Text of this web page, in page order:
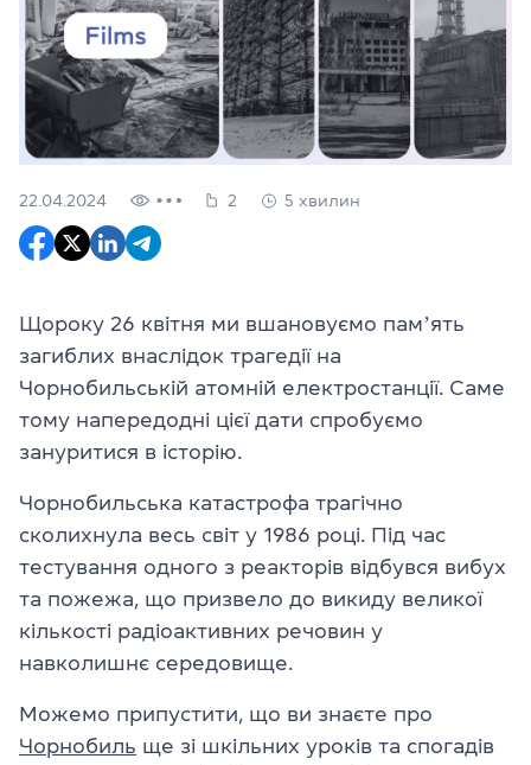
22.04.2024 2 5 хвилин
Щороку 26 квітня ми вшановуємо памʼять
загиблих внаслідок трагедії на
Чорнобильській атомній електростанції. Саме
тому напередодні цієї дати спробуємо
зануритися в історію.
Чорнобильська катастрофа трагічно
сколихнула весь світ у 1986 році. Під час
тестування одного з реакторів відбувся вибух
та пожежа, що призвело до викиду великої
кількості радіоактивних речовин у
навколишнє середовище.
Можемо припустити, що ви знаєте про
Чорнобиль ще зі шкільних уроків та спогадів